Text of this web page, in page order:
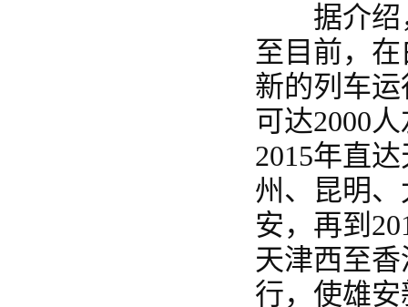
据介绍，
至目前，
新的列车
可达2000
2015年直
州、昆明
安，再到
天津西至
行，使雄